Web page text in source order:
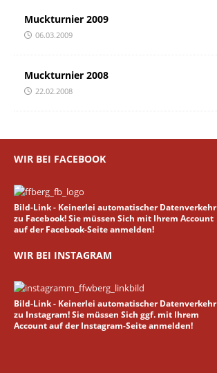
Muckturnier 2009
06.03.2009
Muckturnier 2008
22.02.2008
WIR BEI FACEBOOK
Bild-Link - Keinerlei automatischer Datenverkehr
zu Facebook! Sie müssen Sich mit Ihrem Account
auf der Facebook-Seite anmelden!
WIR BEI INSTAGRAM
Bild-Link - Keinerlei automatischer Datenverkehr
zu Instagram! Sie müssen Sich ggf. mit Ihrem
Account auf der Instagram-Seite anmelden!